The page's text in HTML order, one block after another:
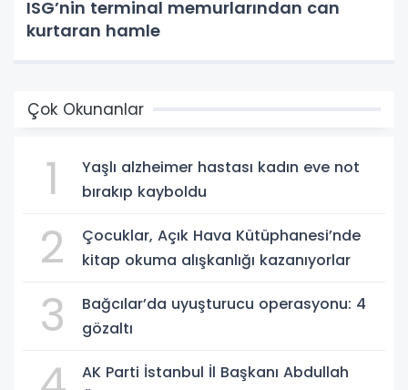
ISG’nin terminal memurlarından can
kurtaran hamle
Çok Okunanlar
1
Yaşlı alzheimer hastası kadın eve not
bırakıp kayboldu
2
Çocuklar, Açık Hava Kütüphanesi’nde
kitap okuma alışkanlığı kazanıyorlar
3
Bağcılar’da uyuşturucu operasyonu: 4
gözaltı
AK Parti İstanbul İl Başkanı Abdullah